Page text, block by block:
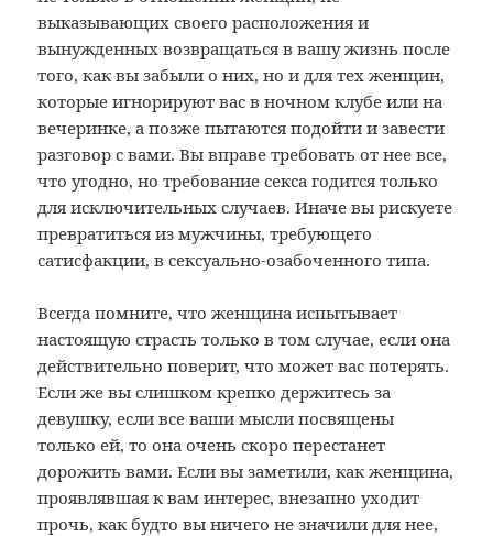
выказывающих своего расположения и
вынужденных возвращаться в вашу жизнь после
того, как вы забыли о них, но и для тех женщин,
которые игнорируют вас в ночном клубе или на
вечеринке, а позже пытаются подойти и завести
разговор с вами. Вы вправе требовать от нее все,
что угодно, но требование секса годится только
для исключительных случаев. Иначе вы рискуете
превратиться из мужчины, требующего
сатисфакции, в сексуально-озабоченного типа.
Всегда помните, что женщина испытывает
настоящую страсть только в том случае, если она
действительно поверит, что может вас потерять.
Если же вы слишком крепко держитесь за
девушку, если все ваши мысли посвящены
только ей, то она очень скоро перестанет
дорожить вами. Если вы заметили, как женщина,
проявлявшая к вам интерес, внезапно уходит
прочь, как будто вы ничего не значили для нее,